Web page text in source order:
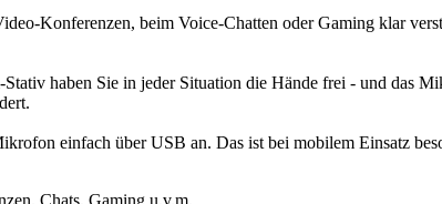
Konferenzen, beim Voice-Chatten oder Gaming klar
haben Sie in jeder Situation die Hände frei - und das
einfach über USB an. Das ist bei mobilem Einsatz